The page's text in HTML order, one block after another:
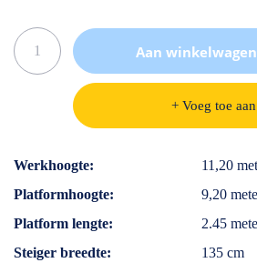
Aan
+ Voeg toe
Specificaties
Werkhoogte
11,20
Platformhoogte
9,20
Platform lengte
2.45
Steiger breedte
135 cm